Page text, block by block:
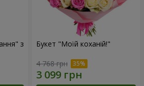
з Букет "Моїй коханій!"
4 768 грн